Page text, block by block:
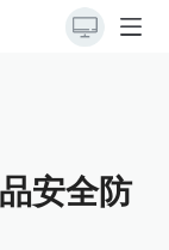
安全防